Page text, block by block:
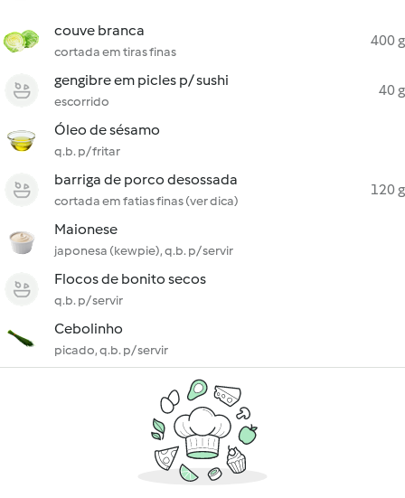
couve branca
cortada em tiras finas
400 g
gengibre em picles p/ sushi
escorrido
40 g
Óleo de sésamo
q.b. p/ fritar
barriga de porco desossada
cortada em fatias finas (ver dica)
120 g
Maionese
japonesa (kewpie), q.b. p/ servir
Flocos de bonito secos
q.b. p/ servir
Cebolinho
picado, q.b. p/ servir